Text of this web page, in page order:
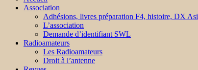
Association
Adhésions, livres préparation F4, histoire, DX
L’association
Demande d’identifiant SWL
Radioamateurs
Les Radioamateurs
Droit à l’antenne